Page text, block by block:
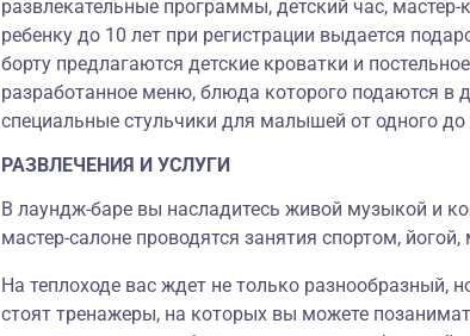
развлекательные программы, детский час,
ребенку до 10 лет при регистрации выдается
борту предлагаются детские кроватки и
разработанное меню, блюда которого подаются в
специальные стульчики для малышей от одного до
РАЗВЛЕЧЕНИЯ И УСЛУГИ
В лаундж-баре вы насладитесь живой музыкой и
мастер-салоне проводятся занятия спортом,
На теплоходе вас ждет не только разнообразный,
стоят тренажеры, на которых вы можете